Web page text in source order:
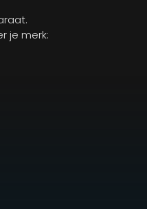
je merk: